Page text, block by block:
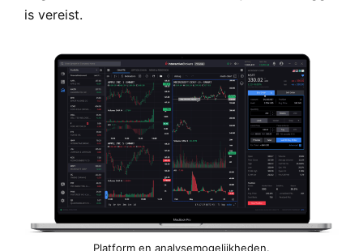
is vereist.
Platform en analysemogelijkheden.